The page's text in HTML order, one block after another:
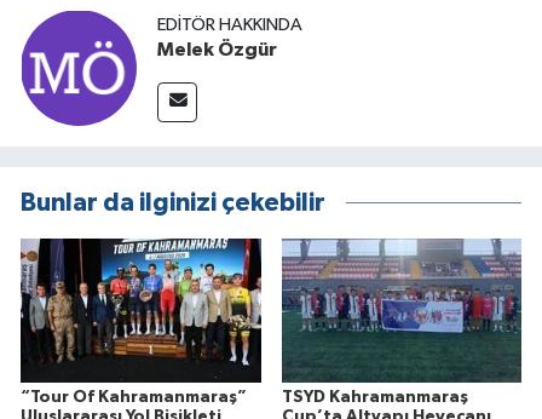
EDITÖR HAKKINDA
Melek Özgür
Bunlar da ilginizi çekebilir
“Tour Of Kahramanmaraş”
TSYD Kahramanmaraş